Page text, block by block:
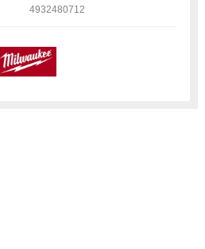
4932480712